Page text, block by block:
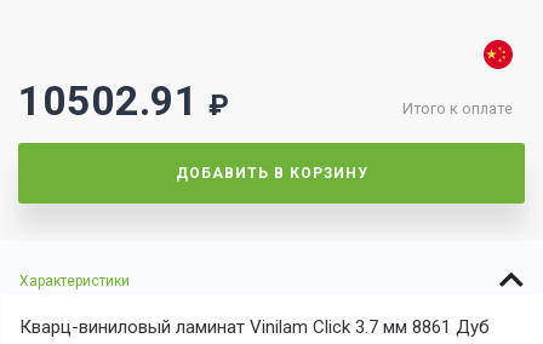
Итого к оплате
10502.91 ₽
ДОБАВИТЬ В КОРЗИНУ
Характеристики
Кварц-виниловый ламинат Vinilam Click 3.7 мм 8861 Дуб